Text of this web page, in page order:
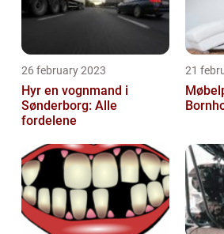
26 february 2023
Hyr en vognmand i
Sønderborg: Alle
fordelene
21